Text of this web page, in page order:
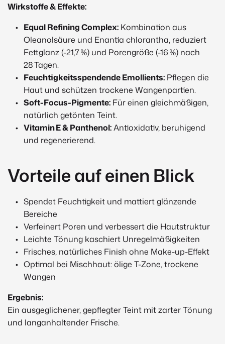
Wirkstoffe & Effekte:
Equal Refining Complex: Kombination aus
Oleanolsäure und Enantia chlorantha, reduziert
Fettglanz (-21,7 %) und Porengröße (-16 %) nach
28 Tagen.
Feuchtigkeitsspendende Emollients: Pflegen die
Haut und schützen trockene Wangenpartien.
Soft-Focus-Pigmente: Für einen gleichmäßigen,
natürlich getönten Teint.
Vitamin E & Panthenol:Antioxidativ, beruhigend
und regenerierend.
Vorteile auf einen Blick
Spendet Feuchtigkeit und mattiert glänzende
Bereiche
Verfeinert Poren und verbessert die Hautstruktur
Leichte Tönung kaschiert Unregelmäßigkeiten
Frisches, natürliches Finish ohne Make-up-Effekt
Optimal bei Mischhaut: ölige T-Zone, trockene
Wangen
Ergebnis:
Ein ausgeglichener, gepflegter Teint mit zarter Tönung
und langanhaltender Frische.